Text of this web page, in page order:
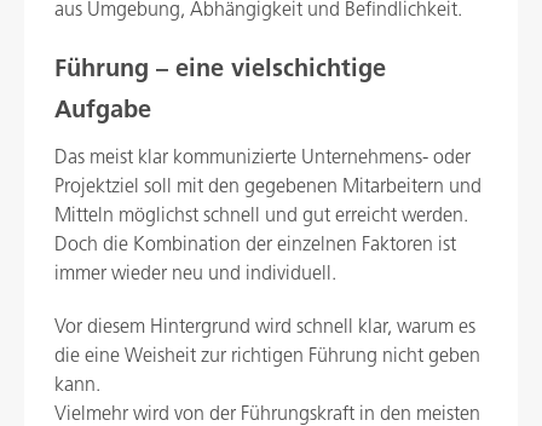
aus Umgebung, Abhängigkeit und Befindlichkeit.
Führung – eine vielschichtige
Aufgabe
Das meist klar kommunizierte Unternehmens- oder
Projektziel soll mit den gegebenen Mitarbeitern und
Mitteln möglichst schnell und gut erreicht werden.
Doch die Kombination der einzelnen Faktoren ist
immer wieder neu und individuell.
Vor diesem Hintergrund wird schnell klar, warum es
die eine Weisheit zur richtigen Führung nicht geben
kann.
Vielmehr wird von der Führungskraft in den meisten